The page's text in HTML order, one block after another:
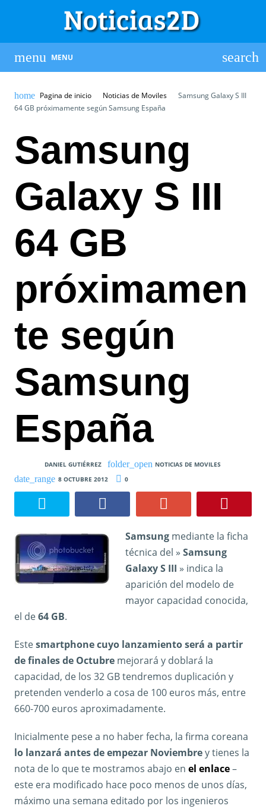
MENU
Pagina de inicio Noticias de Moviles
Samsung Galaxy S III
64 GB próximamente según Samsung España
Samsung
Galaxy S III
64 GB
próximamen
te según
Samsung
España
DANIEL GUTIÉRREZ
NOTICIAS DE MOVILES
8 OCTUBRE 2012
0
Samsungmediante la ficha
técnica del » Samsung
Galaxy S III » indica la
aparición del modelo de
mayor capacidad conocida,
el de64 GB.
Estesmartphone cuyo lanzamiento será a partir
de finales de Octubre mejorará y doblará la
capacidad, de los 32 GB tendremos duplicación y
pretenden venderlo a cosa de 100 euros más, entre
660-700 euros aproximadamente.
Inicialmente pese a no haber fecha, la firma coreana
lo lanzará antes de empezar Noviembrey tienes la
nota de lo que te mostramos abajo en el enlace–
este era modificado hace poco menos de unos días,
máximo una semana editado por los ingenieros